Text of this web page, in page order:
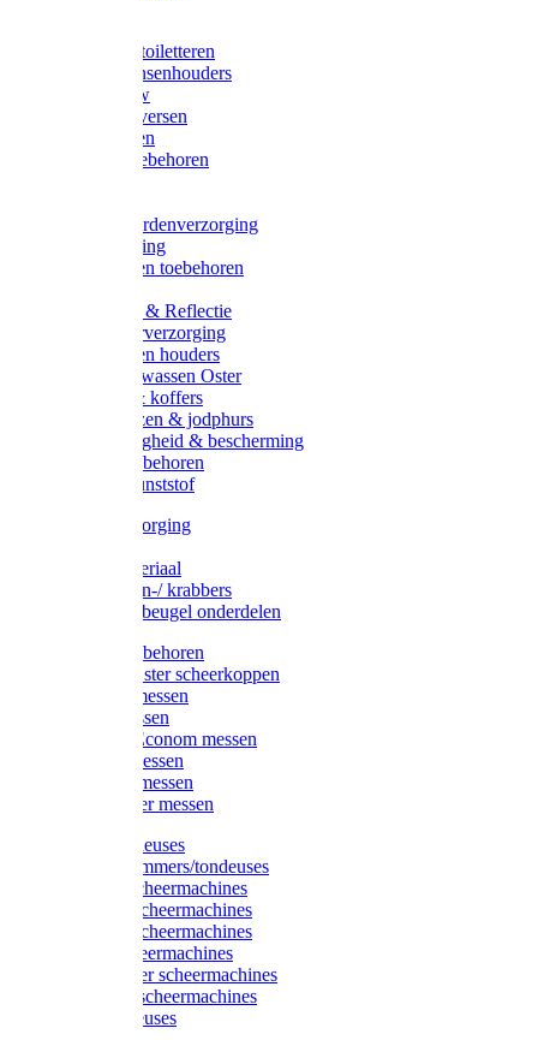
Poetsen & toiletteren
Zadel-/Trensenhouders
Halstertouw
Halsters diversen
Hoofdstellen
Zadel & toebehoren
Rapide paardenverzorging
Ruiter kleding
Hoofdstellen toebehoren
Verlichting & Reflectie
Rapide leerverzorging
Likstenen en houders
Poetsen & wassen Oster
Poetssets & koffers
Ruiter laarzen & jodphurs
Ruiter veiligheid & bescherming
Ruiter - toebehoren
Voerbak kunststof
Klauwverzorging
Injectiemateriaal
Hoefmessen-/ krabbers
Hoefbekapbeugel onderdelen
Messen toebehoren
Moser & Oster scheerkoppen
Hauptner messen
Liscop messen
Aesculap/Econom messen
Heiniger messen
Constanta messen
FarmClipper messen
Moser tondeuses
Overige trimmers/tondeuses
Heiniger scheermachines
Hauptner scheermachines
Aesculap scheermachines
Liscop scheermachines
FarmClipper scheermachines
Constanta scheermachines
Wahl tondeuses